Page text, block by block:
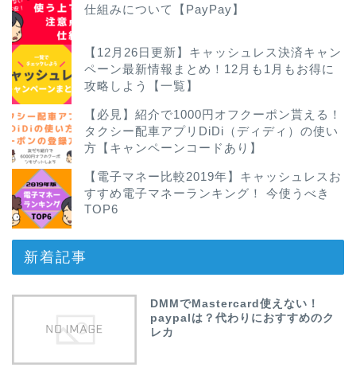
仕組みについて【PayPay】
【12月26日更新】キャッシュレス決済キャン
ペーン最新情報まとめ！12月も1月もお得に
攻略しよう【一覧】
【必見】紹介で1000円オフクーポン貰える！
タクシー配車アプリDiDi（ディディ）の使い
方【キャンペーンコードあり】
【電子マネー比較2019年】キャッシュレスお
すすめ電子マネーランキング！ 今使うべき
TOP6
新着記事
DMMでMastercard使えない！
paypalは？代わりにおすすめのク
レカ